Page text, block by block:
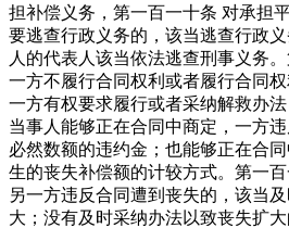
担补偿义务，第一百一十条 对承担
要逃查行政义务的，该当逃查行政
人的代表人该当依法逃查刑事义务
一方不履行合同权利或者履行合同
一方有权要求履行或者采纳解救办法
当事人能够正在合同中商定，一方
必然数额的违约金；也能够正在合
生的丧失补偿额的计较方式。第一
另一方违反合同遭到丧失的，该当
大；没有及时采纳办法以致丧失扩